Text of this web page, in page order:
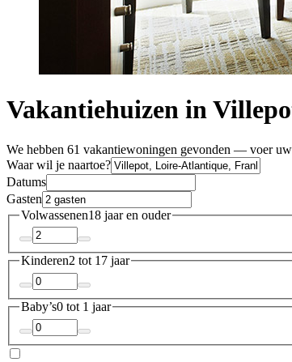
Vakantiehuizen in
We hebben 61 vakantiewoningen gevonden — voer
Waar wil je naartoe?
Datums
Gasten
Volwassenen18 jaar en ouder
Kinderen2 tot 17 jaar
Baby’s0 tot 1 jaar